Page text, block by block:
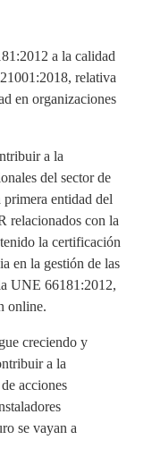
a la calidad
relativa
en organizaciones
a la
del sector de
primera entidad del
relacionados con la
la certificación
en la gestión de las
UNE 66181:2012,
online.
creciendo y
a la
acciones
se vayan a